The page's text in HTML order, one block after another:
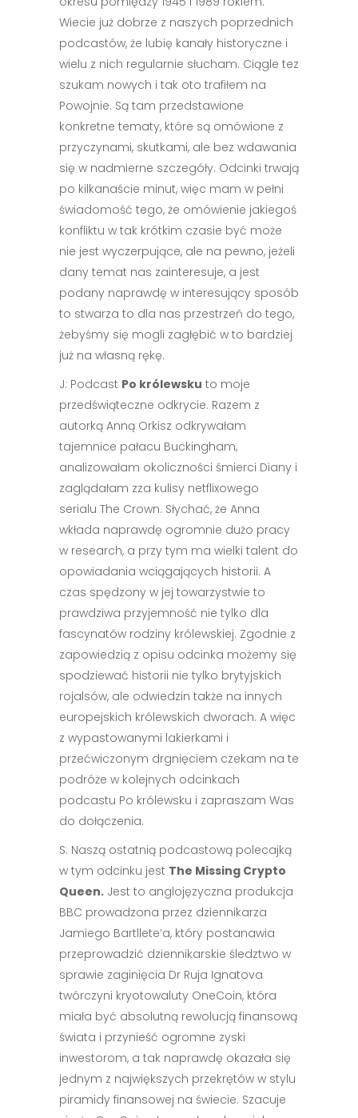
Wiecie już dobrze z naszych poprzednich
podcastów, że lubię kanały historyczne i
wielu z nich regularnie słucham. Ciągle tez
szukam nowych i tak oto trafiłem na
Powojnie. Są tam przedstawione
konkretne tematy, które są omówione z
przyczynami, skutkami, ale bez wdawania
się w nadmierne szczegóły. Odcinki trwają
po kilkanaście minut, więc mam w pełni
świadomość tego, że omówienie jakiegoś
konfliktu w tak krótkim czasie być może
nie jest wyczerpujące, ale na pewno, jeżeli
dany temat nas zainteresuje, a jest
podany naprawdę w interesujący sposób
to stwarza to dla nas przestrzeń do tego,
żebyśmy się mogli zagłębić w to bardziej
już na własną rękę.
J: Podcast Po królewsku to moje
przedświąteczne odkrycie. Razem z
autorką Anną Orkisz odkrywałam
tajemnice pałacu Buckingham,
analizowałam okoliczności śmierci Diany i
zaglądałam zza kulisy netflixowego
serialu The Crown. Słychać, że Anna
wkłada naprawdę ogromnie dużo pracy
w research, a przy tym ma wielki talent do
opowiadania wciągających historii. A
czas spędzony w jej towarzystwie to
prawdziwa przyjemność nie tylko dla
fascynatów rodziny królewskiej. Zgodnie z
zapowiedzią z opisu odcinka możemy się
spodziewać historii nie tylko brytyjskich
rojalsów, ale odwiedzin także na innych
europejskich królewskich dworach. A więc
z wypastowanymi lakierkami i
przećwiczonym drgnięciem czekam na te
podróże w kolejnych odcinkach
podcastu Po królewsku i zapraszam Was
do dołączenia.
S: Naszą ostatnią podcastową polecajką
w tym odcinku jest The Missing Crypto
Queen. Jest to anglojęzyczna produkcja
BBC prowadzona przez dziennikarza
Jamiego Bartllete’a, który postanawia
przeprowadzić dziennikarskie śledztwo w
sprawie zaginięcia Dr Ruja Ignatova
twórczyni kryotowaluty OneCoin, która
miała być absolutną rewolucją finansową
świata i przynieść ogromne zyski
inwestorom, a tak naprawdę okazała się
jednym z największych przekrętów w stylu
piramidy finansowej na świecie. Szacuje